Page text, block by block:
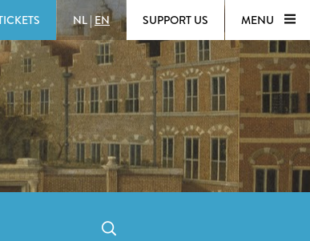
NL | EN SUPPORT US MENU